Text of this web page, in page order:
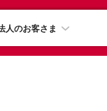
人のお客さま